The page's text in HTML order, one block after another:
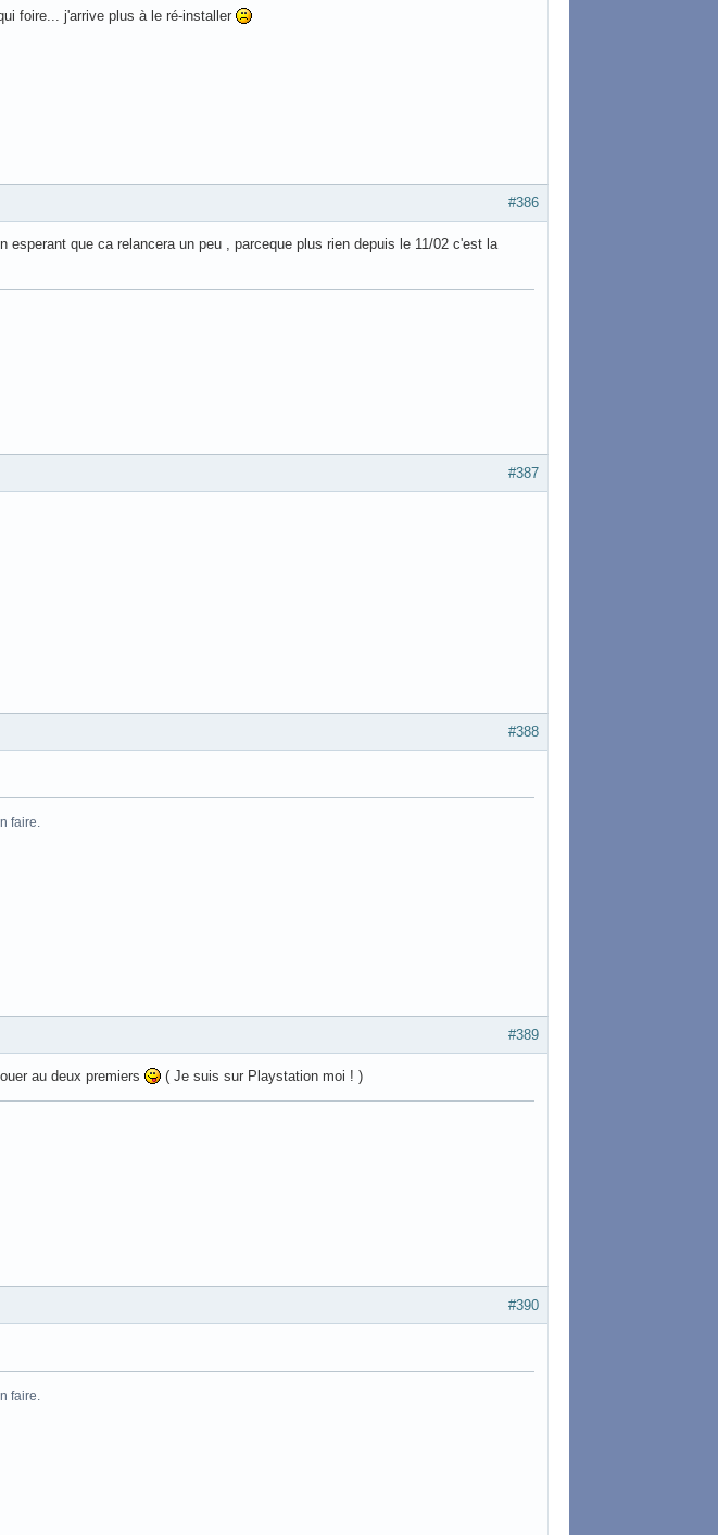
foire... j'arrive plus à le ré-installer
#386
esperant que ca relancera un peu , parceque plus rien depuis le 11/02 c'est la
#387
#388
faire.
#389
au deux premiers ( Je suis sur Playstation moi ! )
#390
faire.